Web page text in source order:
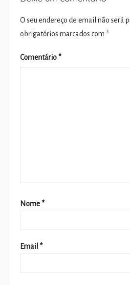
O seu endereço de email não será
obrigatórios marcados com *
Comentário *
Nome *
Email *